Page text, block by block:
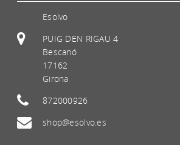
Esolvo
PUIG DEN RIGAU 4
Bescanó
17162
Girona
872000926
shop@esolvo.es